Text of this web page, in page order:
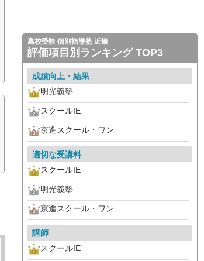
高校受験 個別指導塾 近畿
評価項目別ランキング TOP3
成績向上・結果
明光義塾
スクールIE
京進スクール・ワン
適切な受講料
スクールIE
明光義塾
京進スクール・ワン
講師
スクールIE